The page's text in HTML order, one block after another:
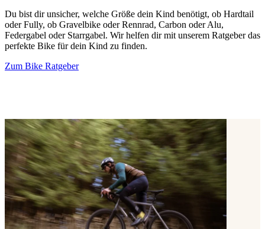
Du bist dir unsicher, welche Größe dein Kind benötigt, ob Hardtail
oder Fully, ob Gravelbike oder Rennrad, Carbon oder Alu,
Federgabel oder Starrgabel. Wir helfen dir mit unserem Ratgeber das
perfekte Bike für dein Kind zu finden.
Zum Bike Ratgeber